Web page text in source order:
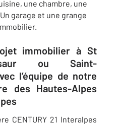
une chambre, une
garage et une grange
immobilier à St
ou Saint-
l’équipe de notre
des Hautes-Alpes
CENTURY 21 Interalpes